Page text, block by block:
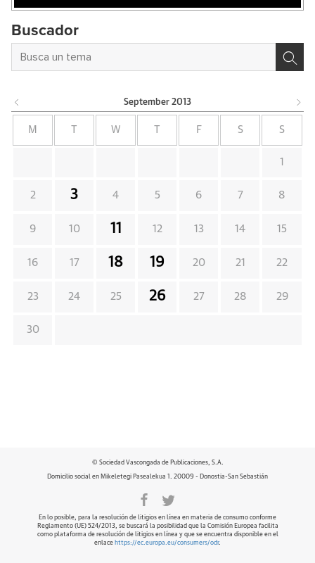
Buscador
September 2013
M W F S S
1
2 3 4 5 6 7 8
9 10 11 12 13 14 15
16 17 18 19 20 21 22
23 24 25 26 27 28 29
30
© Sociedad Vascongada de Publicaciones, S.A.
Domicilio social en Mikeletegi Pasealekua 1. 20009 - Donostia-San Sebastián
En lo posible, para la resolución de litigios en línea en materia de consumo conforme
Reglamento (UE) 524/2013, se buscará la posibilidad que la Comisión Europea facilita
como plataforma de resolución de litigios en línea y que se encuentra disponible en el
enlace https://ec.europa.eu/consumers/odr.